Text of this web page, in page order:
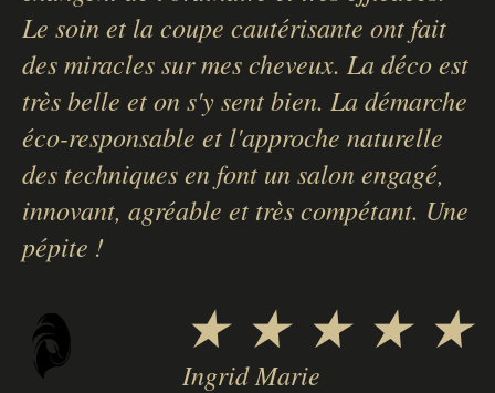
Le soin et la coupe cautérisante ont fait
des miracles sur mes cheveux. La déco est
très belle et on s'y sent bien. La démarche
éco-responsable et l'approche naturelle
des techniques en font un salon engagé,
innovant, agréable et très compétant. Une
pépite !
★ ★ ★ ★ ★
Ingrid Marie